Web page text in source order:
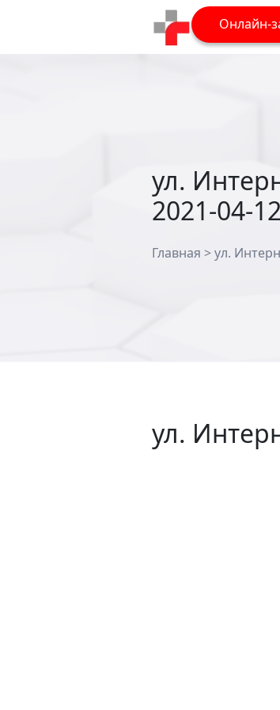
Онлайн-
ул.
2021-04-
Главная >ул.
ул.